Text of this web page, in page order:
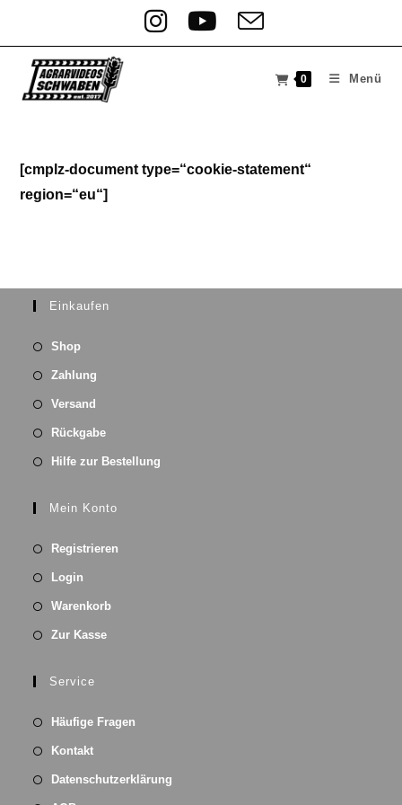
0 Menü
[cmplz-document type=“cookie-statement“
region=“eu“]
Einkaufen
Shop
Zahlung
Versand
Rückgabe
Hilfe zur Bestellung
Mein Konto
Registrieren
Login
Warenkorb
Zur Kasse
Service
Häufige Fragen
Kontakt
Datenschutzerklärung